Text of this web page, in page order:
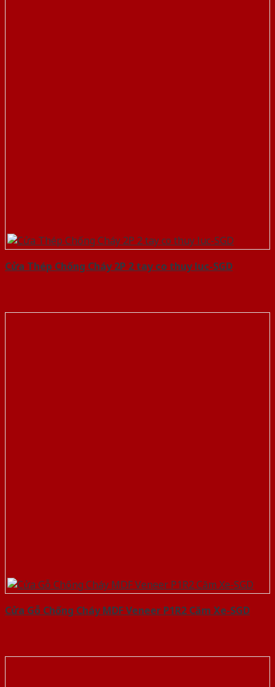
Cửa Thép Chống Cháy 2P 2 tay co thuy luc-SGD
Cửa Gỗ Chống Cháy MDF Veneer P1R2 Căm Xe-SGD